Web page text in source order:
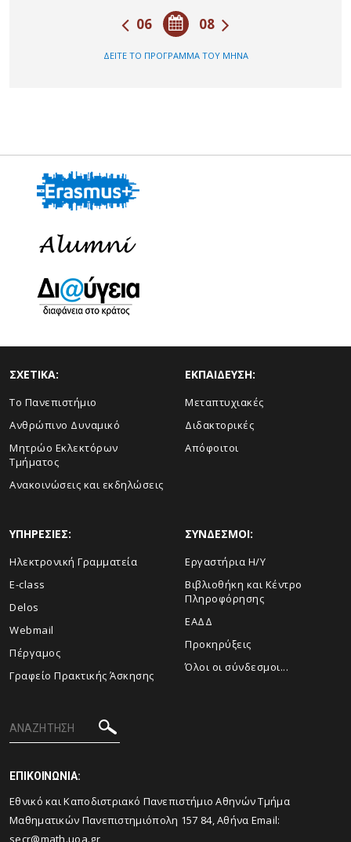
08
06
ΔΕΙΤΕ ΤΟ ΠΡΟΓΡΑΜΜΑ ΤΟΥ ΜΗΝΑ
ΣΧΕΤΙΚΑ:
Το Πανεπιστήμιο
Ανθρώπινο Δυναμικό
Μητρώο Εκλεκτόρων
Τμήματος
Ανακοινώσεις και εκδηλώσεις
ΕΚΠΑΙΔΕΥΣΗ:
Μεταπτυχιακές
Διδακτορικές
Απόφοιτοι
ΥΠΗΡΕΣΙΕΣ:
Ηλεκτρονική Γραμματεία
E-class
Delos
Webmail
Πέργαμος
Γραφείο Πρακτικής Άσκησης
ΣΥΝΔΕΣΜΟΙ:
Εργαστήρια Η/Υ
Βιβλιοθήκη και Κέντρο
Πληροφόρησης
ΕΑΔΔ
Προκηρύξεις
Όλοι οι σύνδεσμοι...
ΕΠΙΚΟΙΝΩΝΙΑ:
Εθνικό και Καποδιστριακό Πανεπιστήμιο Αθηνών Τμήμα
Μαθηματικών Πανεπιστημιόπολη 157 84, Αθήνα Email:
secr@math.uoa.gr